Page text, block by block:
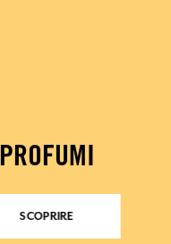
PROFUMI
SCOPRIRE